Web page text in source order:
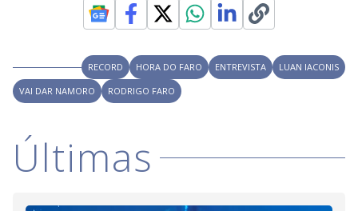
RECORD HORA DO FARO ENTREVISTA
LUAN IACONIS
VAI DAR NAMORO
RODRIGO FARO
Últimas